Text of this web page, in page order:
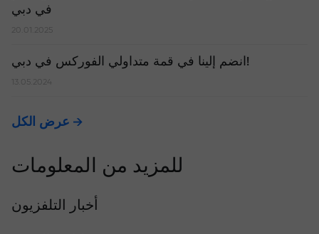
في دبي
20.01.2025
انضم إلينا في قمة متداولي الفوركس في دبي!
13.05.2024
عرض الكل
للمزيد من المعلومات
أخبار التلفزيون